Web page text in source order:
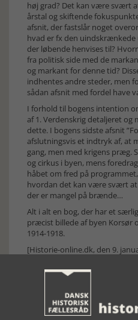
høj grad? Det kan være svært
årstal og skiftende
afsnit, der fastslår noget
hvad er fx den
der løbende henvises til?
fra politisk side med de
og markant for denne tid?
indhentes andre steder, men
sådan afsnit med fordel have
I forhold til bogens intention
af 1. Verdenskrig detaljeret
dette. I bogens sidste afsnit
afslutningsvis et indtryk af, at
gang, men med krigens præg.
og cirkus i byen, mens
håbet om fred på
hvordan det kan være svært at
der er mangel på brænde…
Alt i alt en bog, der har et
præcist billede af byen Korsør
1914-1918.
[Historie-online.dk, den 9.